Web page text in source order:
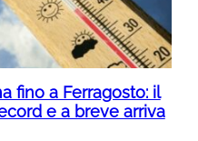
fino a Ferragosto: il
e a breve arriva